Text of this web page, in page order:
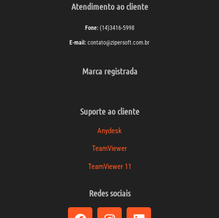
Atendimento ao cliente
Fone: (14)3416-5998
E-mail: contato@zipersoft.com.br
Marca registrada
Suporte ao cliente
Anydesk
TeamViewer
TeamViewer 11
Redes sociais